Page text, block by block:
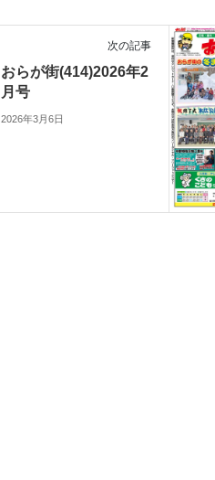
次の記事
おらが街(414)2026年2
月号
2026年3月6日